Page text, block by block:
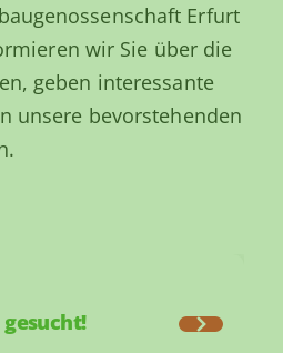
Erfurt
wir Sie über die
geben interessante
unsere bevorstehenden
da –